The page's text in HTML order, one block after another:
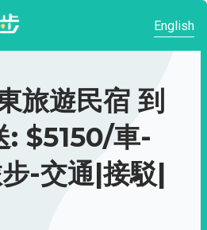
English
旅遊民宿 到
: $5150/車-
-交通|接駁|